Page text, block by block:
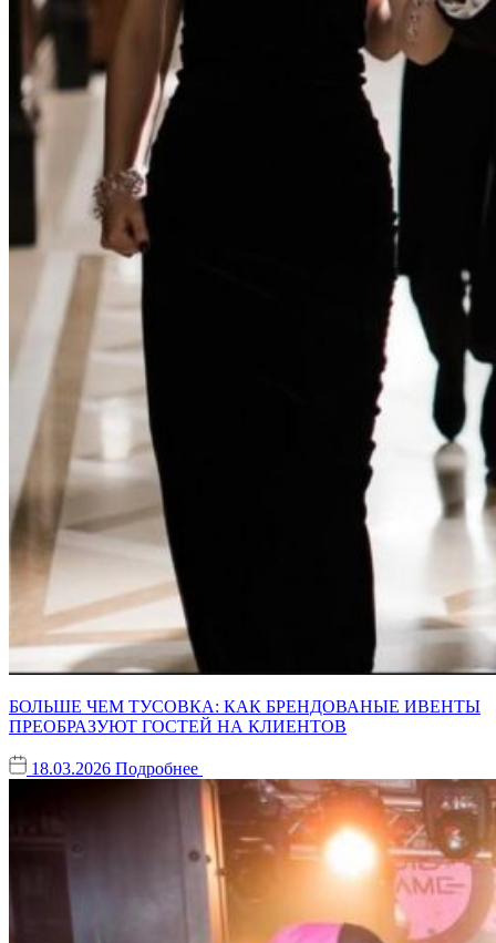
БОЛЬШЕ ЧЕМ ТУСОВКА: КАК БРЕНДОВАНЫЕ ИВЕНТЫ
ПРЕОБРАЗУЮТ ГОСТЕЙ НА КЛИЕНТОВ
18.03.2026 Подробнее